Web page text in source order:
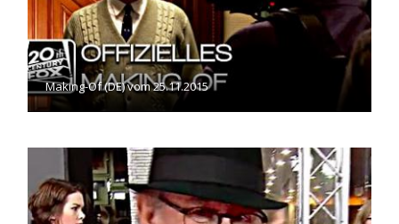
Making-Of (DE) vom 25.11.2015